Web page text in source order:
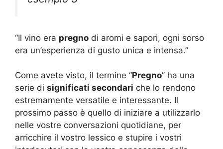
“Il vino era pregno di aromi e sapori, ogni sorso
era un’esperienza di gusto unica e intensa.”
Come avete visto, il termine “Pregno” ha una
serie di significati secondari che lo rendono
estremamente versatile e interessante. Il
prossimo passo è quello di iniziare a utilizzarlo
nelle vostre conversazioni quotidiane, per
arricchire il vostro lessico e stupire i vostri